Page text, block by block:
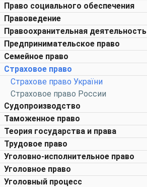
Право социального обеспечения
Правоведение
Правоохранительная деятельность
Предпринимательское право
Семейное право
Страховое право
Страхове право України
Страховое право России
Судопроизводство
Таможенное право
Теория государства и права
Трудовое право
Уголовно-исполнительное право
Уголовное право
Уголовный процесс